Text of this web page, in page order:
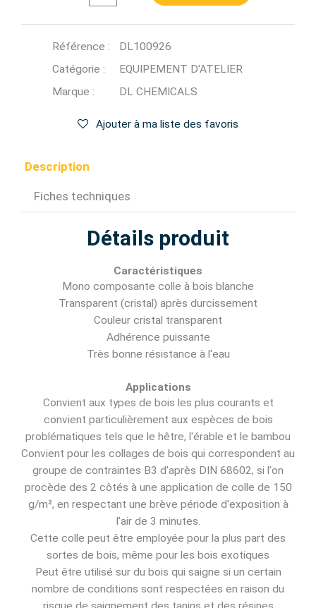
Référence :
DL100926
Catégorie :
EQUIPEMENT D'ATELIER
Marque :
DL CHEMICALS
Ajouter à ma liste des favoris
Description
Fiches techniques
Détails produit
Caractéristiques
Mono composante colle à bois blanche
Transparent (cristal) après durcissement
Couleur cristal transparent
Adhérence puissante
Très bonne résistance à l'eau
Applications
Convient aux types de bois les plus courants et
convient particulièrement aux espèces de bois
problématiques tels que le hêtre, l'érable et le bambou
Convient pour les collages de bois qui correspondent au
groupe de contraintes B3 d'après DIN 68602, si l'on
procède des 2 côtés à une application de colle de 150
g/m², en respectant une brève période d'exposition à
l'air de 3 minutes.
Cette colle peut être employée pour la plus part des
sortes de bois, même pour les bois exotiques
Peut être utilisé sur du bois qui saigne si un certain
nombre de conditions sont respectées en raison du